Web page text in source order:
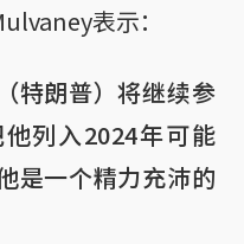
表示：
特朗普）将继续参
列入2024年可能
是一个精力充沛的